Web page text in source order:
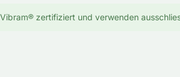
zertifiziert und verwenden